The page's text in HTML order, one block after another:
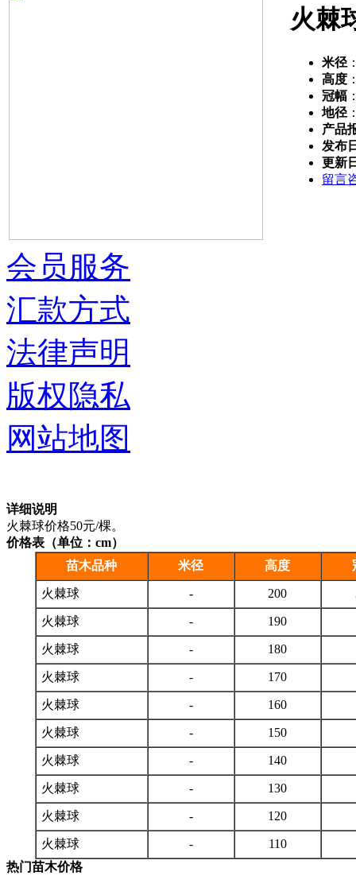
火棘
米径
高度
冠幅
地径
产品
发布
更新
留言
详细说明
火棘球价格50元/棵。
价格表（单位：cm）
苗木品种
米径 高度
火棘球 - 200
火棘球 - 190
火棘球 - 180
火棘球 - 170
火棘球 - 160
火棘球 - 150
火棘球 - 140
火棘球 - 130
火棘球 - 120
火棘球 - 110
热门苗木价格
会员服务
汇款方式
法律声明
版权隐私
网站地图